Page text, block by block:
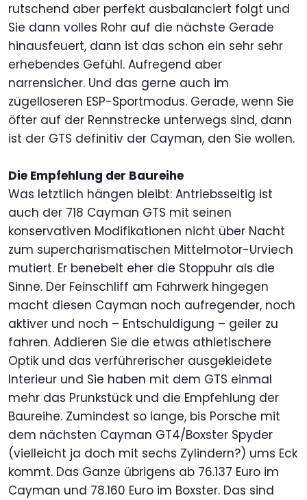
rutschend aber perfekt ausbalanciert folgt und
Sie dann volles Rohr auf die nächste Gerade
hinausfeuert, dann ist das schon ein sehr sehr
erhebendes Gefühl. Aufregend aber
narrensicher. Und das gerne auch im
zügelloseren ESP-Sportmodus. Gerade, wenn Sie
öfter auf der Rennstrecke unterwegs sind, dann
ist der GTS definitiv der Cayman, den Sie wollen.
Die Empfehlung der Baureihe
Was letztlich hängen bleibt: Antriebsseitig ist
auch der 718 Cayman GTS mit seinen
konservativen Modifikationen nicht über Nacht
zum supercharismatischen Mittelmotor-Urviech
mutiert. Er benebelt eher die Stoppuhr als die
Sinne. Der Feinschliff am Fahrwerk hingegen
macht diesen Cayman noch aufregender, noch
aktiver und noch – Entschuldigung – geiler zu
fahren. Addieren Sie die etwas athletischere
Optik und das verführerischer ausgekleidete
Interieur und Sie haben mit dem GTS einmal
mehr das Prunkstück und die Empfehlung der
Baureihe. Zumindest so lange, bis Porsche mit
dem nächsten Cayman GT4/Boxster Spyder
(vielleicht ja doch mit sechs Zylindern?) ums Eck
kommt. Das Ganze übrigens ab 76.137 Euro im
Cayman und 78.160 Euro im Boxster. Das sind